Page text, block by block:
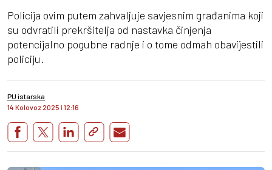
Policija ovim putem zahvaljuje savjesnim građanima koji
su odvratili prekršitelja od nastavka činjenja
potencijalno pogubne radnje i o tome odmah obavijestili
policiju.
PU istarska
14 Kolovoz 2025 I 12:16